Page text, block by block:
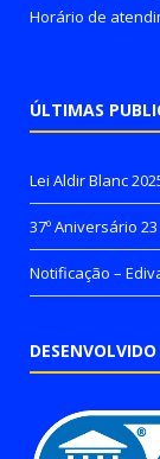
Horário de
ÚLTIMAS
Lei Aldir Blanc
37º Aniversário
Notificação –